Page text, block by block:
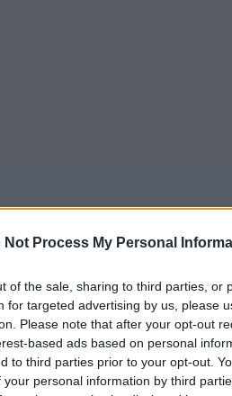
Not Process My Personal
of the sale, sharing to third parties, or
for targeted advertising by us, please
Please note that after your opt-out
based ads based on personal
to third parties prior to your opt-out.
personal information by third